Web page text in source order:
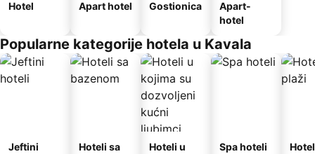
Hotel Apart hotel Gostionica
Apart-
hotel
Popularne kategorije hotela u Kavala
Jeftini
Hoteli sa
Hoteli u
Spa hoteli